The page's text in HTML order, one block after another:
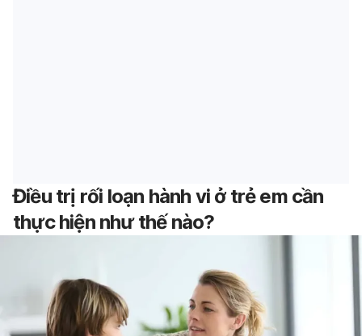
Điều trị rối loạn hành vi ở trẻ em cần
thực hiện như thế nào?